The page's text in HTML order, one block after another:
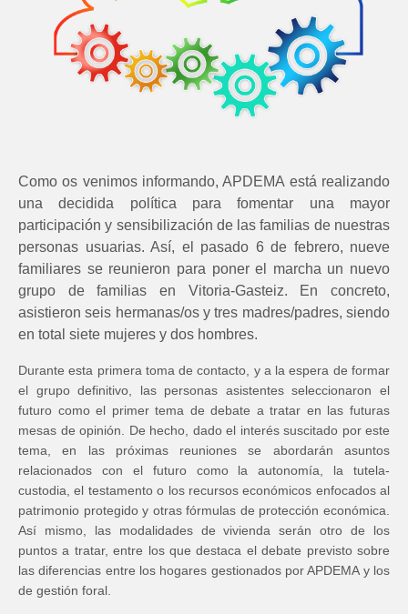
Como os venimos informando, APDEMA está realizando
una decidida política para fomentar una mayor
participación y sensibilización de las familias de nuestras
personas usuarias. Así, el pasado 6 de febrero, nueve
familiares se reunieron para poner el marcha un nuevo
grupo de familias en Vitoria-Gasteiz. En concreto,
asistieron seis hermanas/os y tres madres/padres, siendo
en total siete mujeres y dos hombres.
Durante esta primera toma de contacto, y a la espera de formar
el grupo definitivo, las personas asistentes seleccionaron el
futuro como el primer tema de debate a tratar en las futuras
mesas de opinión. De hecho, dado el interés suscitado por este
tema, en las próximas reuniones se abordarán asuntos
relacionados con el futuro como la autonomía, la tutela-
custodia, el testamento o los recursos económicos enfocados al
patrimonio protegido y otras fórmulas de protección económica.
Así mismo, las modalidades de vivienda serán otro de los
puntos a tratar, entre los que destaca el debate previsto sobre
las diferencias entre los hogares gestionados por APDEMA y los
de gestión foral.